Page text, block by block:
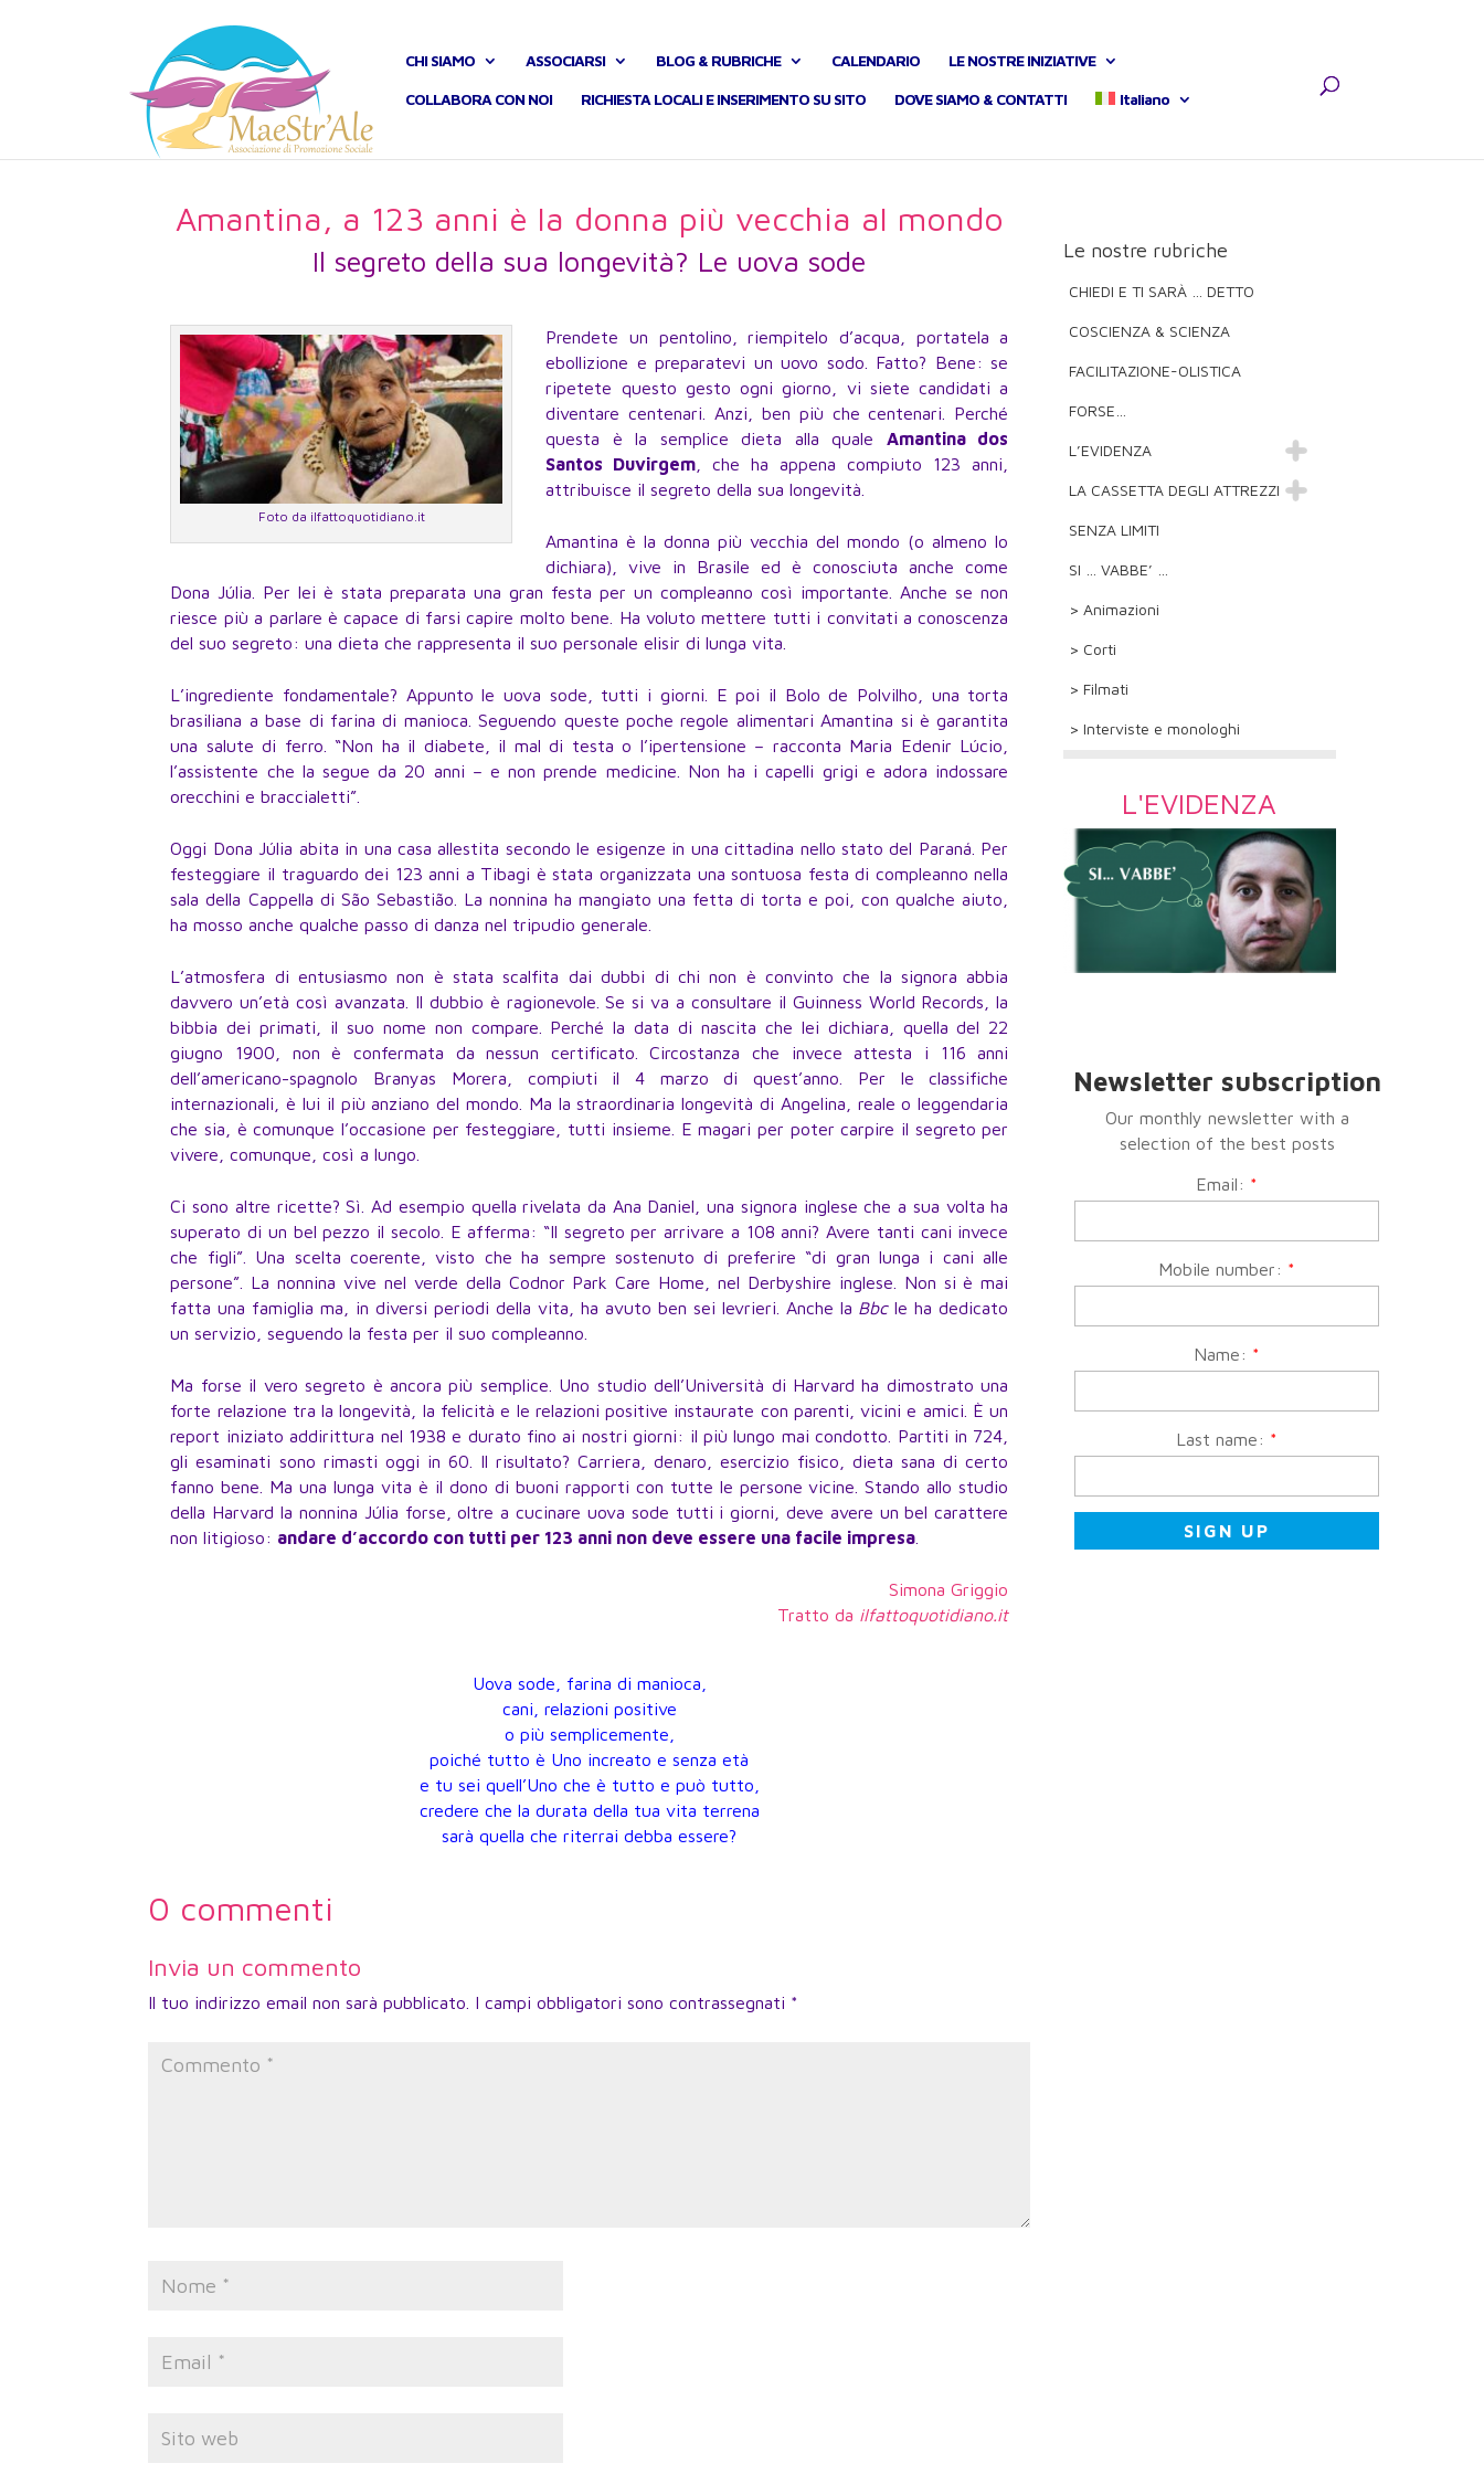
CHI SIAMO ASSOCIARSI BLOG & RUBRICHE CALENDARIO LE NOSTRE INIZIATIVE
COLLABORA CON NOI RICHIESTA LOCALI E INSERIMENTO SU SITO DOVE SIAMO & CONTATTI Italiano
Amantina, a 123 anni è la donna più vecchia al mondo
Il segreto della sua longevità? Le uova sode
Foto da ilfattoquotidiano.it
Prendete un pentolino, riempitelo d’acqua, portatela a
ebollizione e preparatevi un uovo sodo. Fatto? Bene: se
ripetete questo gesto ogni giorno, vi siete candidati a
diventare centenari. Anzi, ben più che centenari. Perché
questa è la semplice dieta alla quale Amantina dos
Santos Duvirgem , che ha appena compiuto 123 anni,
attribuisce il segreto della sua longevità.
Amantina è la donna più vecchia del mondo (o almeno lo
dichiara), vive in Brasile ed è conosciuta anche come
Dona Júlia. Per lei è stata preparata una gran festa per un compleanno così importante. Anche se non
riesce più a parlare è capace di farsi capire molto bene. Ha voluto mettere tutti i convitati a conoscenza
del suo segreto: una dieta che rappresenta il suo personale elisir di lunga vita.
L’ingrediente fondamentale? Appunto le uova sode, tutti i giorni. E poi il Bolo de Polvilho, una torta
brasiliana a base di farina di manioca. Seguendo queste poche regole alimentari Amantina si è garantita
una salute di ferro. “Non ha il diabete, il mal di testa o l’ipertensione – racconta Maria Edenir Lúcio,
l’assistente che la segue da 20 anni – e non prende medicine. Non ha i capelli grigi e adora indossare
orecchini e braccialetti”.
Oggi Dona Júlia abita in una casa allestita secondo le esigenze in una cittadina nello stato del Paraná. Per
festeggiare il traguardo dei 123 anni a Tibagi è stata organizzata una sontuosa festa di compleanno nella
sala della Cappella di São Sebastião. La nonnina ha mangiato una fetta di torta e poi, con qualche aiuto,
ha mosso anche qualche passo di danza nel tripudio generale.
L’atmosfera di entusiasmo non è stata scalfita dai dubbi di chi non è convinto che la signora abbia
davvero un’età così avanzata. Il dubbio è ragionevole. Se si va a consultare il Guinness World Records, la
bibbia dei primati, il suo nome non compare. Perché la data di nascita che lei dichiara, quella del 22
giugno 1900, non è confermata da nessun certificato. Circostanza che invece attesta i 116 anni
dell’americano-spagnolo Branyas Morera, compiuti il 4 marzo di quest’anno. Per le classifiche
internazionali, è lui il più anziano del mondo. Ma la straordinaria longevità di Angelina, reale o leggendaria
che sia, è comunque l’occasione per festeggiare, tutti insieme. E magari per poter carpire il segreto per
vivere, comunque, così a lungo.
Ci sono altre ricette? Sì. Ad esempio quella rivelata da Ana Daniel, una signora inglese che a sua volta ha
superato di un bel pezzo il secolo. E afferma: “Il segreto per arrivare a 108 anni? Avere tanti cani invece
che figli”. Una scelta coerente, visto che ha sempre sostenuto di preferire “di gran lunga i cani alle
persone”. La nonnina vive nel verde della Codnor Park Care Home, nel Derbyshire inglese. Non si è mai
fatta una famiglia ma, in diversi periodi della vita, ha avuto ben sei levrieri. Anche la Bbcle ha dedicato
un servizio, seguendo la festa per il suo compleanno.
Ma forse il vero segreto è ancora più semplice. Uno studio dell’Università di Harvard ha dimostrato una
forte relazione tra la longevità, la felicità e le relazioni positive instaurate con parenti, vicini e amici. È un
report iniziato addirittura nel 1938 e durato fino ai nostri giorni: il più lungo mai condotto. Partiti in 724,
gli esaminati sono rimasti oggi in 60. Il risultato? Carriera, denaro, esercizio fisico, dieta sana di certo
fanno bene. Ma una lunga vita è il dono di buoni rapporti con tutte le persone vicine. Stando allo studio
della Harvard la nonnina Júlia forse, oltre a cucinare uova sode tutti i giorni, deve avere un bel carattere
non litigioso: andare d’accordo con tutti per 123 anni non deve essere una facile impresa
Simona Griggio
Tratto da ilfattoquotidiano.it
Uova sode, farina di manioca,
cani, relazioni positive
o più semplicemente,
poiché tutto è Uno increato e senza età
e tu sei quell’Uno che è tutto e può tutto,
credere che la durata della tua vita terrena
sarà quella che riterrai debba essere?
0 commenti
Invia un commento
Il tuo indirizzo email non sarà pubblicato. I campi obbligatori sono contrassegnati *
Le nostre rubriche
CHIEDI E TI SARÀ … DETTO
COSCIENZA & SCIENZA
FACILITAZIONE-OLISTICA
FORSE…
L’EVIDENZA
LA CASSETTA DEGLI ATTREZZI
SENZA LIMITI
SI … VABBE’ …
> Animazioni
> Corti
> Filmati
> Interviste e monologhi
L'EVIDENZA
Newsletter subscription
Our monthly newsletter with a
selection of the best posts
Email: *
Mobile number: *
Name: *
Last name: *